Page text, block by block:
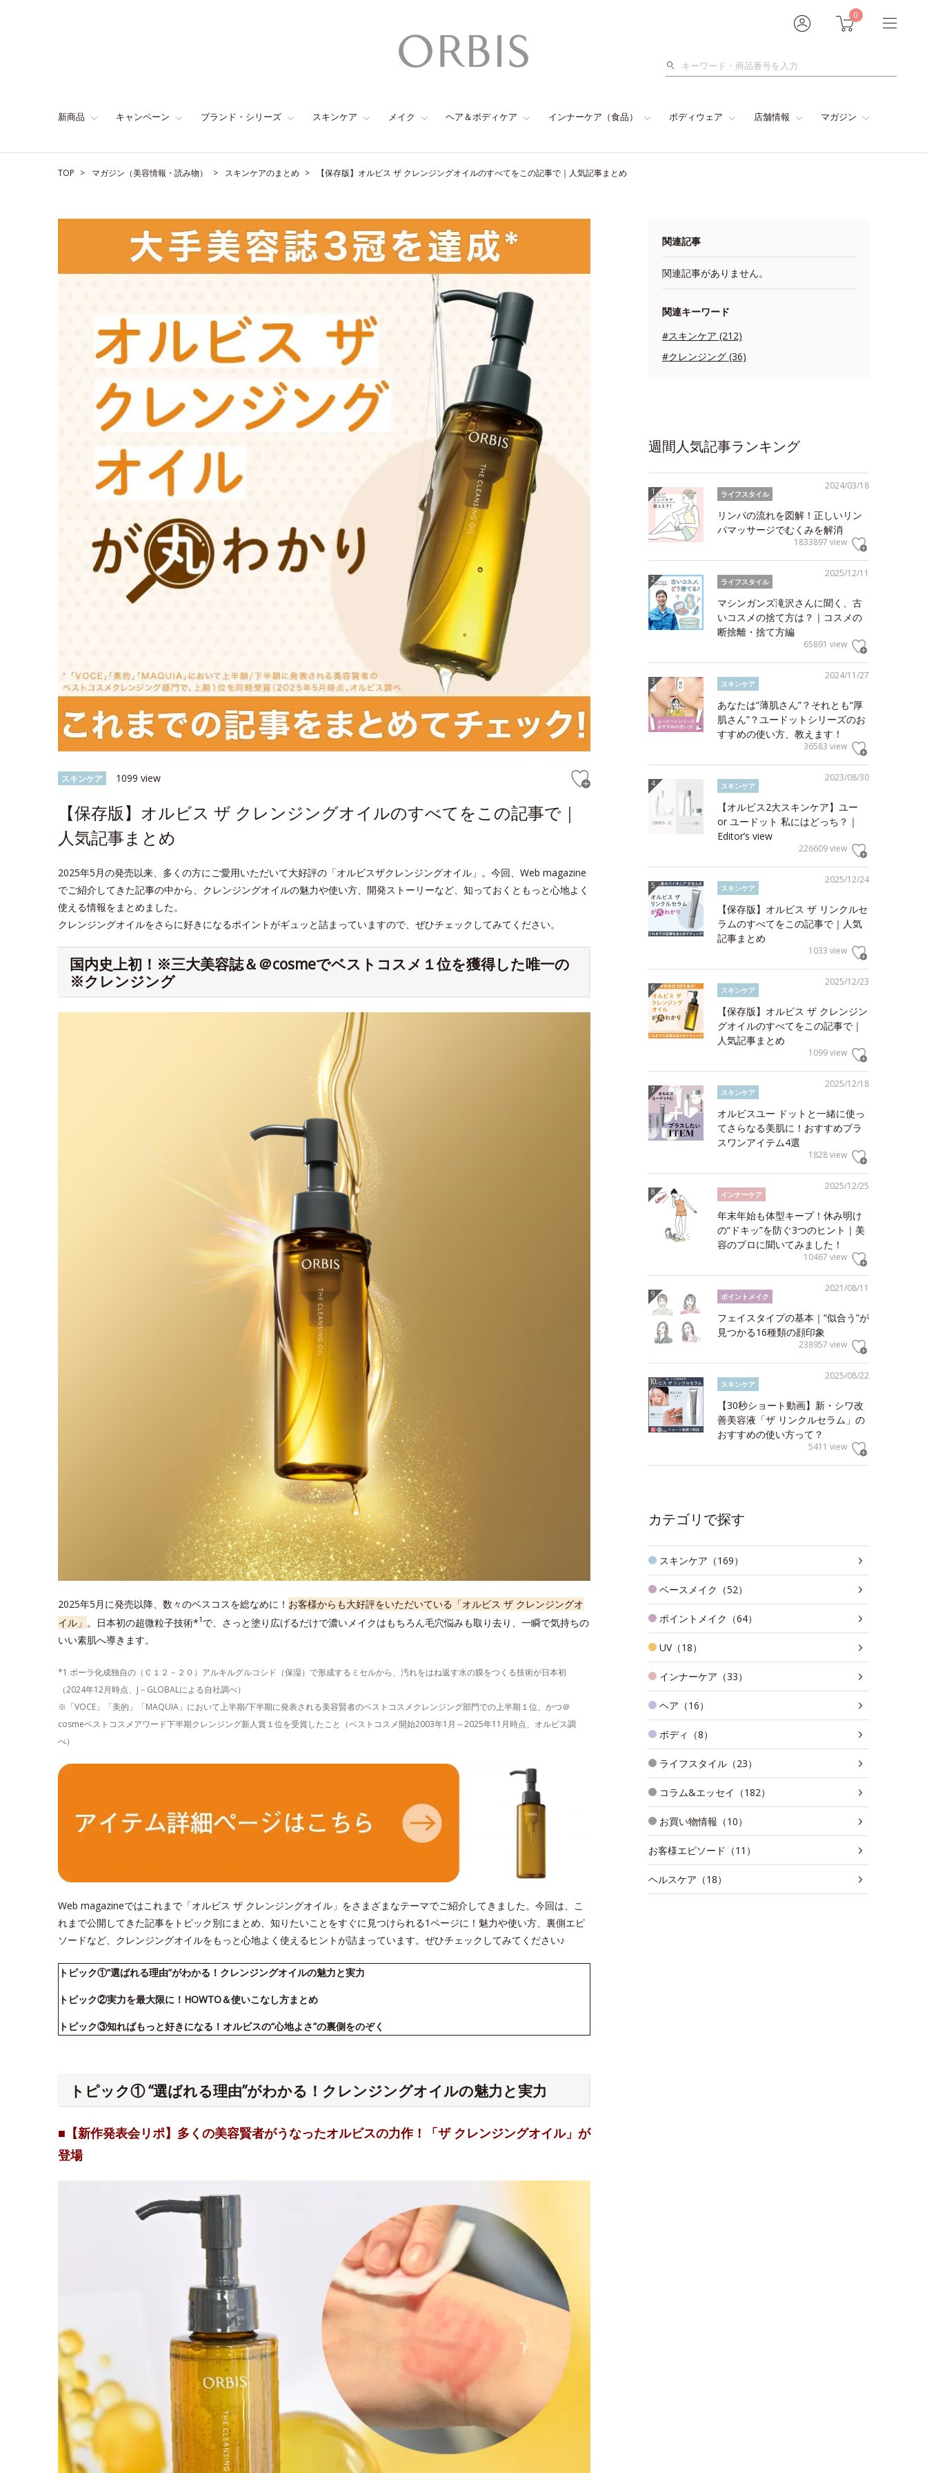
0
検
新商品 キャンペーン ブランド・シリーズ スキンケア メイク ヘア＆ボディケア インナーケア（食品） ボディウェア 店舗情報 マガジン
TOP マガジン（美容情報・読み物） スキンケアのまとめ 【保存版】オルビス ザ クレンジングオイルのすべてをこの記事で｜人気記事まとめ
スキンケア 1099 view
【保存版】オルビス ザ クレンジングオイルのすべてをこの記事で｜
人気記事まとめ
2025年5月の発売以来、多くの方にご愛用いただいて大好評の「オルビスザクレンジングオイル」。今回、Web magazine
でご紹介してきた記事の中から、クレンジングオイルの魅力や使い方、開発ストーリーなど、知っておくともっと心地よく
使える情報をまとめました。
クレンジングオイルをさらに好きになるポイントがギュッと詰まっていますので、ぜひチェックしてみてください。
国内史上初！※三大美容誌＆＠cosmeでベストコスメ１位を獲得した唯一の
※クレンジング
2025年5月に発売以降、数々のベスコスを総なめに！ お客様からも大好評をいただいている「オルビス ザ クレンジングオ
イル」 。日本初の超微粒子技術*1 で、さっと塗り広げるだけで濃いメイクはもちろん毛穴悩みも取り去り、一瞬で気持ちの
いい素肌へ導きます。
*1 ポーラ化成独自の（Ｃ１２－２０）アルキルグルコシド（保湿）で形成するミセルから、汚れをはね返す水の膜をつくる技術が日本初
（2024年12月時点、J－GLOBALによる自社調べ）
※「VOCE」「美的」「MAQUIA」において上半期/下半期に発表される美容賢者のベストコスメクレンジング部門での上半期１位、かつ＠
cosmeベストコスメアワード下半期クレンジング新人賞１位を受賞したこと（ベストコスメ開始2003年1月～2025年11月時点、オルビス調
べ）
Web magazineではこれまで「オルビス ザ クレンジングオイル」をさまざまなテーマでご紹介してきました。今回は、こ
れまで公開してきた記事をトピック別にまとめ、知りたいことをすぐに見つけられる1ページに！魅力や使い方、裏側エピ
ソードなど、クレンジングオイルをもっと心地よく使えるヒントが詰まっています。ぜひチェックしてみてください♪
トピック①“選ばれる理由”がわかる！クレンジングオイルの魅力と実力
トピック②実力を最大限に！HOWTO＆使いこなし方まとめ
トピック③知ればもっと好きになる！オルビスの“心地よさ”の裏側をのぞく
トピック① “選ばれる理由”がわかる！クレンジングオイルの魅力と実力
■【新作発表会リポ】多くの美容賢者がうなったオルビスの力作！「ザ クレンジングオイル」が
登場
関連記事
関連記事がありません。
関連キーワード
#スキンケア (212)
#クレンジング (36)
週間人気記事ランキング
2024/03/18
ライフスタイル
リンパの流れを図解！正しいリン
パマッサージでむくみを解消
1833897 view
2025/12/11
ライフスタイル
マシンガンズ滝沢さんに聞く、古
いコスメの捨て方は？｜コスメの
断捨離・捨て方編
65891 view
2024/11/27
スキンケア
あなたは“薄肌さん”？それとも“厚
肌さん”？ユードットシリーズのお
すすめの使い方、教えます！
36583 view
2023/08/30
スキンケア
【オルビス2大スキンケア】ユー
or ユードット 私にはどっち？｜
Editor’s view
226609 view
2025/12/24
スキンケア
【保存版】オルビス ザ リンクルセ
ラムのすべてをこの記事で｜人気
記事まとめ
1033 view
2025/12/23
スキンケア
【保存版】オルビス ザ クレンジン
グオイルのすべてをこの記事で｜
人気記事まとめ
1099 view
2025/12/18
スキンケア
オルビスユー ドットと一緒に使っ
てさらなる美肌に！おすすめプラ
スワンアイテム4選
1828 view
2025/12/25
インナーケア
年末年始も体型キープ！休み明け
の“ドキッ”を防ぐ3つのヒント｜美
容のプロに聞いてみました！
10467 view
2021/08/11
ポイントメイク
フェイスタイプの基本｜“似合う”が
見つかる16種類の顔印象
238957 view
2025/08/22
スキンケア
【30秒ショート動画】新・シワ改
善美容液「ザ リンクルセラム」の
おすすめの使い方って？
5411 view
カテゴリで探す
スキンケア（169）
ベースメイク（52）
ポイントメイク（64）
UV（18）
インナーケア（33）
ヘア（16）
ボディ（8）
ライフスタイル（23）
コラム&エッセイ（182）
お買い物情報（10）
お客様エピソード（11）
ヘルスケア（18）